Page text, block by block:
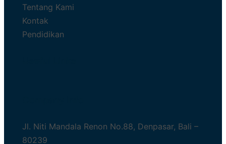
Tentang Kami
Kontak
Pendidikan
Jl. Niti Mandala Renon No.88, Denpasar, Bali –
80239